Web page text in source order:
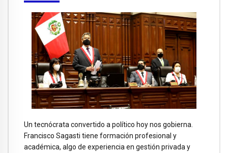
Un tecnócrata convertido a político hoy nos gobierna.
Francisco Sagasti tiene formación profesional y
académica, algo de experiencia en gestión privada y